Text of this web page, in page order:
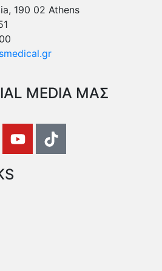
190 02 Athens
MEDIA ΜΑΣ